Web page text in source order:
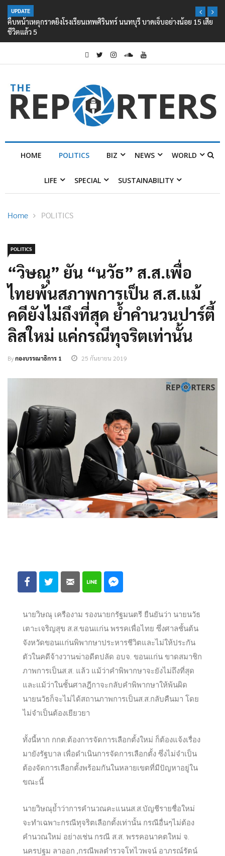
UPDATE
คืบหน้าเหตุกราดยิงโรงเรียนเทพศิรินทร์ นนทบุรี บาดเจ็บอย่างน้อย 15 เสีย
ชีวิตแล้ว 5
HOME POLITICS BIZ NEWS WORLD
LIFE SPECIAL SUSTAINABILITY
Home POLITICS
POLITICS
“วิษณุ” ยัน “นวัธ” ส.ส.เพื่อ
ไทยพ้นสภาพการเป็น ส.ส.แม้
คดียังไม่ถึงที่สุด ย้ำคำนวนปาร์ตี้
ลิสใหม่ แค่กรณีทุจริต​เท่านั้น
Byกองบรรณาธิการ 1 25 กันยายน 2019
นายวิษณุ เครืองาม รองนายกรัฐมนตรี ยืนยันว่า นายนวัธ
เตาะเจริญสุข ส.ส.ขอนแก่น พรรคเพื่อไทย ซึ่งศาลชั้นต้น
จังหวัดขอนแก่นพิพากษาประหารชีวิตและไม่ให้ประกัน
ตัวในคดีจ้างวานฆ่าอดีตปลัด อบจ. ขอนแก่น ขาดสมาชิก
ภาพการเป็นส.ส. แล้ว แม้ว่าคำพิพากษาจะยังไม่ถึงที่สุด
และแม้ว่าในชั้นศาลฎีกาจะกลับคำพิพากษา​ให้พ้นผิด
นายนวัธก็จะไม่ได้สถานภาพการเป็นส.ส.กลับคืนมา โดย
ไม่จำเป็นต้องเยียวยา
ทั้งนี้หาก กกต.ต้องการจัดการเลือกตั้งใหม่ ก็ต้องแจ้งเรื่อง
มายังรัฐบาล เพื่อดำเนินการจัดการเลือกตั้ง ซึ่งไม่จำเป็น
ต้องจัดการเลือกตั้งพร้อมกันในหลายเขตที่มีปัญหาอยู่ใน
ขณะนี้
นายวิษณุย้ำว่าการคำนวณคะแนนส.ส.บัญชีรายชื่อใหม่
จะทำเฉพาะกรณีทุจริตเลือกตั้งเท่านั้น กรณีอื่นๆไม่ต้อง
คำนวณใหม่ อย่างเช่น กรณี ส.ส. พรรคอนาคตใหม่ จ.
นครปฐม​ ลาออก ,กรณีพลตำรวจโทไวพจน์ อาภรณ์รัตน์